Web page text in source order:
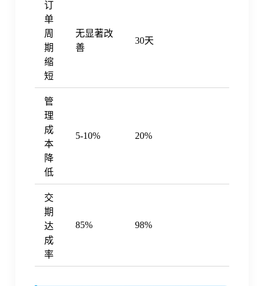
订
单
周
期
缩
短
无显著改
善
30天
管
理
成
本
降
低
5-10% 20%
交
期
达
成
率
85% 98%